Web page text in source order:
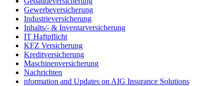
Gewerbeversicherung
Industrieversicherung
Inhalts/- & Inventarversicherung
IT Haftpflicht
KFZ Versicherung
Kreditversicherung
Maschinenversicherung
Nachrichten
nformation and Updates on AIG Insurance Solutions